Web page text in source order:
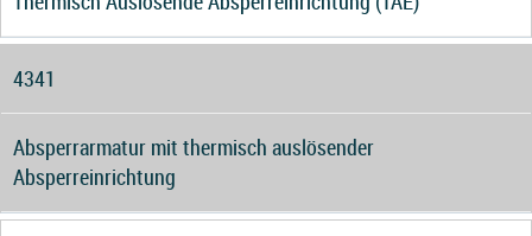
4341
Absperrarmatur mit thermisch auslösender
Absperreinrichtung